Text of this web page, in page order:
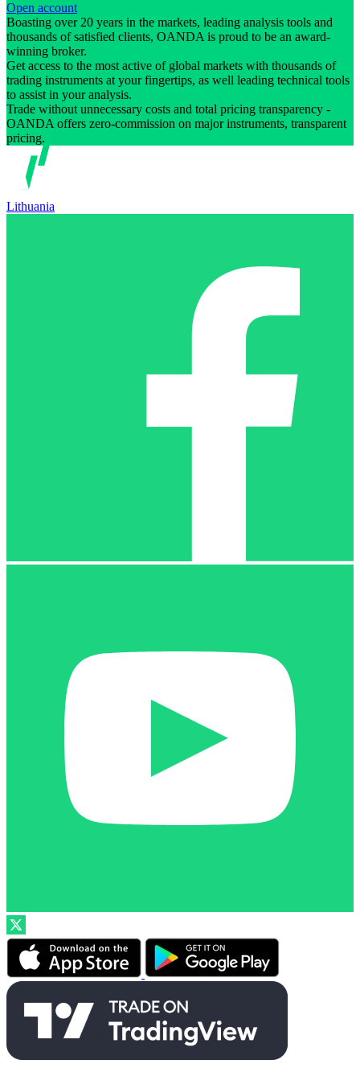
Open account
Boasting over 20 years in the markets, leading analysis tools and
thousands of satisfied clients, OANDA is proud to be an award-
winning broker.
Get access to the most active of global markets with thousands of
trading instruments at your fingertips, as well leading technical tools
to assist in your analysis.
Trade without unnecessary costs and total pricing transparency -
OANDA offers zero-commission on major instruments, transparent
pricing.
Lithuania